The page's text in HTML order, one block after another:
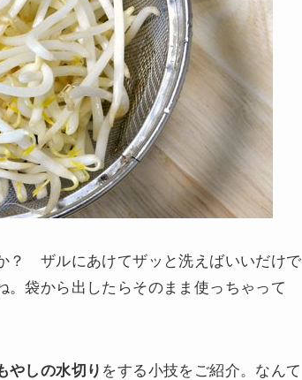
？ ザルにあけてザッと洗えばいいだけで
袋から出したらそのまま使っちゃって
やしの水切り をする小技をご紹介。なんて